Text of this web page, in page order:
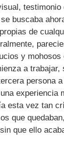
testimonio
buscaba
de
y
a trabajar,
persona
experiencia
esta vez tan
que
que ello